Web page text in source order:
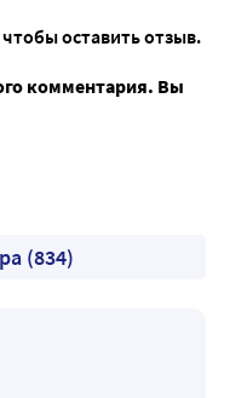
чтобы оставить отзыв.
комментария. Вы
(834)